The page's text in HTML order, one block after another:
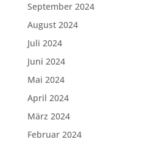
September 2024
August 2024
Juli 2024
Juni 2024
Mai 2024
April 2024
März 2024
Februar 2024